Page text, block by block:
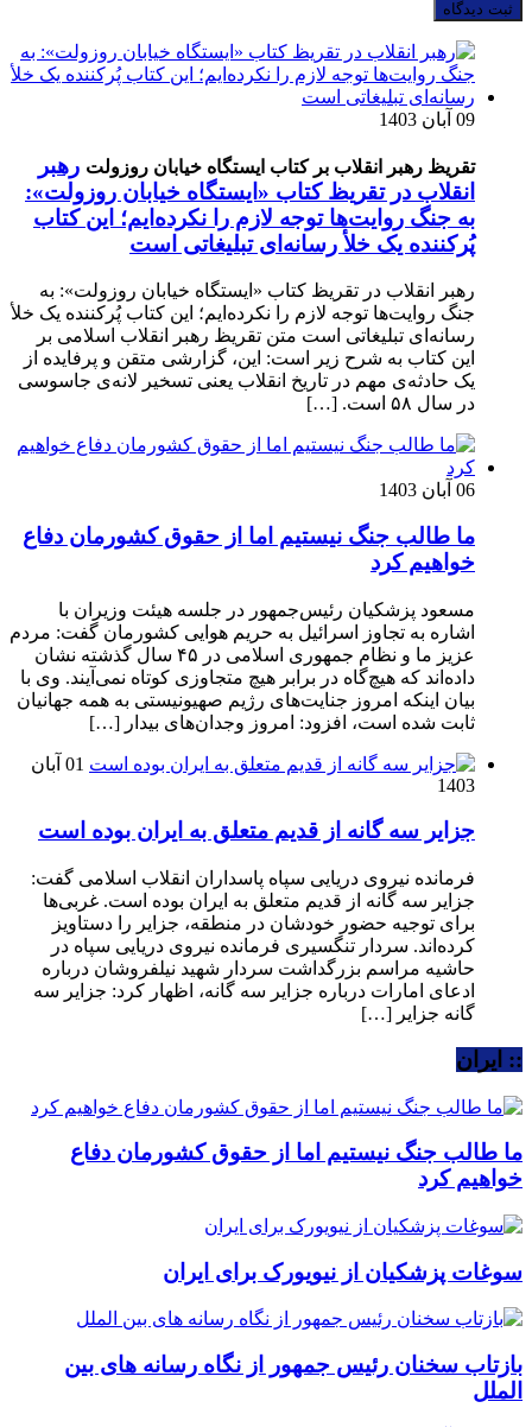
09 آبان 1403
تقریظ رهبر انقلاب بر کتاب ایستگاه خیابان روزولت رهبر
انقلاب در تقریظ کتاب «ایستگاه خیابان روزولت»:
به جنگ روایت‌ها توجه لازم را نکرده‌ایم؛ این کتاب
پُرکننده‌ یک خلأ رسانه‌ای تبلیغاتی است
رهبر انقلاب در تقریظ کتاب «ایستگاه خیابان روزولت»: به
جنگ روایت‌ها توجه لازم را نکرده‌ایم؛ این کتاب پُرکننده‌ یک خلأ
رسانه‌ای تبلیغاتی است متن تقریظ رهبر انقلاب اسلامی بر
این کتاب به شرح زیر است: این، گزارشی متقن و پرفایده از
یک حادثه‌ی مهم در تاریخ انقلاب یعنی تسخیر لانه‌ی جاسوسی
در سال ۵۸ است. […]
06 آبان 1403
ما طالب جنگ نیستیم اما از حقوق کشورمان دفاع
خواهیم کرد
مسعود پزشکیان رئیس‌جمهور در جلسه هیئت وزیران با
اشاره به تجاوز اسرائیل به حریم هوایی کشورمان گفت: مردم
عزیز ما و نظام جمهوری اسلامی در ۴۵ سال گذشته نشان
داده‌اند که هیچ‌گاه در برابر هیچ متجاوزی کوتاه نمی‌آیند. وی با
بیان اینکه امروز جنایت‌های رژیم صهیونیستی به همه جهانیان
ثابت شده است، افزود: امروز وجدان‌های بیدار […]
01 آبان
1403
جزایر سه گانه از قدیم متعلق به ایران بوده است
فرمانده نیروی دریایی سپاه پاسداران انقلاب اسلامی گفت:
جزایر سه گانه از قدیم متعلق به ایران بوده است. غربی‌ها
برای توجیه حضور خودشان در منطقه، جزایر را دستاویز
کرده‌اند. سردار تنگسیری فرمانده نیروی دریایی سپاه در
حاشیه مراسم بزرگداشت سردار شهید نیلفروشان درباره
ادعای امارات درباره جزایر سه گانه، اظهار کرد: جزایر سه
گانه جزایر […]
:: ایران
ما طالب جنگ نیستیم اما از حقوق کشورمان دفاع
خواهیم کرد
سوغات پزشکیان از نیویورک برای ایران
بازتاب سخنان رئیس جمهور از نگاه رسانه های بین
الملل